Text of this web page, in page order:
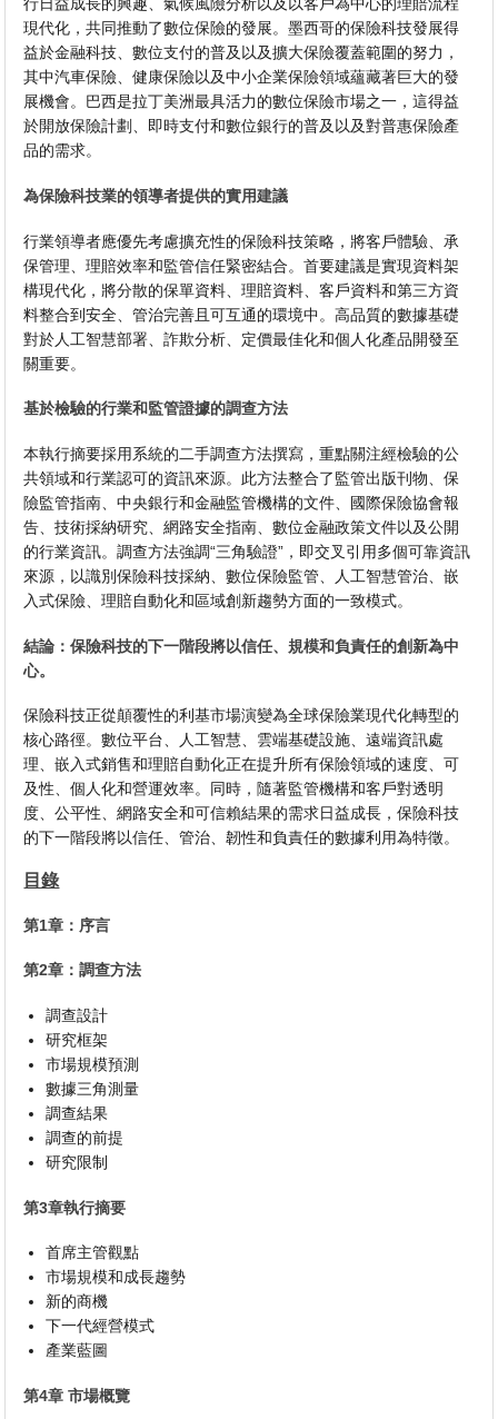
行日益成長的興趣、氣候風險分析以及以客戶為中心的理賠流程
現代化，共同推動了數位保險的發展。墨西哥的保險科技發展得
益於金融科技、數位支付的普及以及擴大保險覆蓋範圍的努力，
其中汽車保險、健康保險以及中小企業保險領域蘊藏著巨大的發
展機會。巴西是拉丁美洲最具活力的數位保險市場之一，這得益
於開放保險計劃、即時支付和數位銀行的普及以及對普惠保險產
品的需求。
為保險科技業的領導者提供的實用建議
行業領導者應優先考慮擴充性的保險科技策略，將客戶體驗、承
保管理、理賠效率和監管信任緊密結合。首要建議是實現資料架
構現代化，將分散的保單資料、理賠資料、客戶資料和第三方資
料整合到安全、管治完善且可互通的環境中。高品質的數據基礎
對於人工智慧部署、詐欺分析、定價最佳化和個人化產品開發至
關重要。
基於檢驗的行業和監管證據的調查方法
本執行摘要採用系統的二手調查方法撰寫，重點關注經檢驗的公
共領域和行業認可的資訊來源。此方法整合了監管出版刊物、保
險監管指南、中央銀行和金融監管機構的文件、國際保險協會報
告、技術採納研究、網路安全指南、數位金融政策文件以及公開
的行業資訊。調查方法強調“三角驗證”，即交叉引用多個可靠資訊
來源，以識別保險科技採納、數位保險監管、人工智慧管治、嵌
入式保險、理賠自動化和區域創新趨勢方面的一致模式。
結論：保險科技的下一階段將以信任、規模和負責任的創新為中
心。
保險科技正從顛覆性的利基市場演變為全球保險業現代化轉型的
核心路徑。數位平台、人工智慧、雲端基礎設施、遠端資訊處
理、嵌入式銷售和理賠自動化正在提升所有保險領域的速度、可
及性、個人化和營運效率。同時，隨著監管機構和客戶對透明
度、公平性、網路安全和可信賴結果的需求日益成長，保險科技
的下一階段將以信任、管治、韌性和負責任的數據利用為特徵。
目錄
第1章：序言
第2章：調查方法
調查設計
研究框架
市場規模預測
數據三角測量
調查結果
調查的前提
研究限制
第3章執行摘要
首席主管觀點
市場規模和成長趨勢
新的商機
下一代經營模式
產業藍圖
第4章 市場概覽